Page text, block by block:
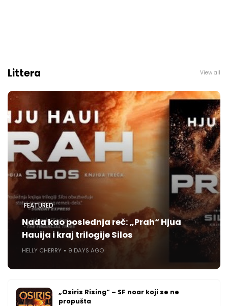
Littera View all
FEATURED
Nada kao poslednja reč: „Prah“ Hjua
Hauija i kraj trilogije Silos
HELLY CHERRY 9 DAYS AGO
„Osiris Rising“ – SF noar koji se ne
propušta